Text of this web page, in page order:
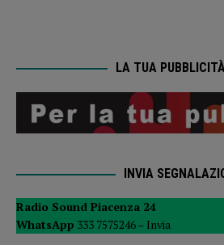
LA TUA
INVIA
Radio Sound Piacenza 24
WhatsApp 333 7575246 – Invia